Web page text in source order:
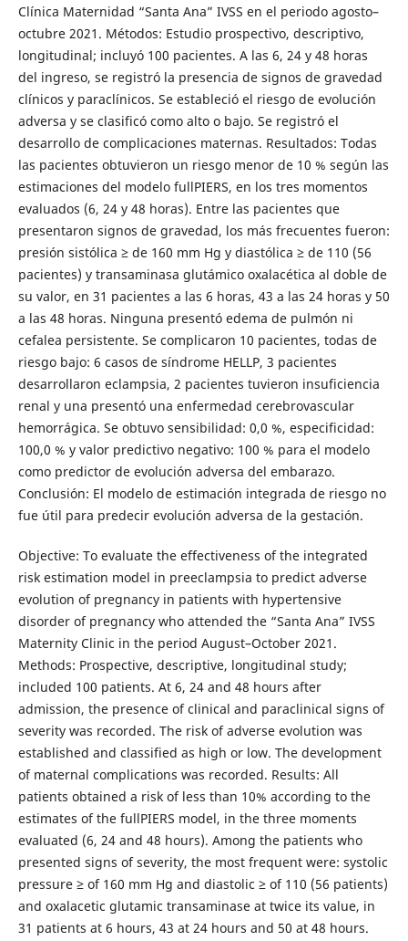
Clínica Maternidad “Santa Ana” IVSS en el periodo agosto–
octubre 2021. Métodos: Estudio prospectivo, descriptivo,
longitudinal; incluyó 100 pacientes. A las 6, 24 y 48 horas
del ingreso, se registró la presencia de signos de gravedad
clínicos y paraclínicos. Se estableció el riesgo de evolución
adversa y se clasificó como alto o bajo. Se registró el
desarrollo de complicaciones maternas. Resultados: Todas
las pacientes obtuvieron un riesgo menor de 10 % según las
estimaciones del modelo fullPIERS, en los tres momentos
evaluados (6, 24 y 48 horas). Entre las pacientes que
presentaron signos de gravedad, los más frecuentes fueron:
presión sistólica ≥ de 160 mm Hg y diastólica ≥ de 110 (56
pacientes) y transaminasa glutámico oxalacética al doble de
su valor, en 31 pacientes a las 6 horas, 43 a las 24 horas y 50
a las 48 horas. Ninguna presentó edema de pulmón ni
cefalea persistente. Se complicaron 10 pacientes, todas de
riesgo bajo: 6 casos de síndrome HELLP, 3 pacientes
desarrollaron eclampsia, 2 pacientes tuvieron insuficiencia
renal y una presentó una enfermedad cerebrovascular
hemorrágica. Se obtuvo sensibilidad: 0,0 %, especificidad:
100,0 % y valor predictivo negativo: 100 % para el modelo
como predictor de evolución adversa del embarazo.
Conclusión: El modelo de estimación integrada de riesgo no
fue útil para predecir evolución adversa de la gestación.
Objective: To evaluate the effectiveness of the integrated
risk estimation model in preeclampsia to predict adverse
evolution of pregnancy in patients with hypertensive
disorder of pregnancy who attended the “Santa Ana” IVSS
Maternity Clinic in the period August–October 2021.
Methods: Prospective, descriptive, longitudinal study;
included 100 patients. At 6, 24 and 48 hours after
admission, the presence of clinical and paraclinical signs of
severity was recorded. The risk of adverse evolution was
established and classified as high or low. The development
of maternal complications was recorded. Results: All
patients obtained a risk of less than 10% according to the
estimates of the fullPIERS model, in the three moments
evaluated (6, 24 and 48 hours). Among the patients who
presented signs of severity, the most frequent were: systolic
pressure ≥ of 160 mm Hg and diastolic ≥ of 110 (56 patients)
and oxalacetic glutamic transaminase at twice its value, in
31 patients at 6 hours, 43 at 24 hours and 50 at 48 hours.